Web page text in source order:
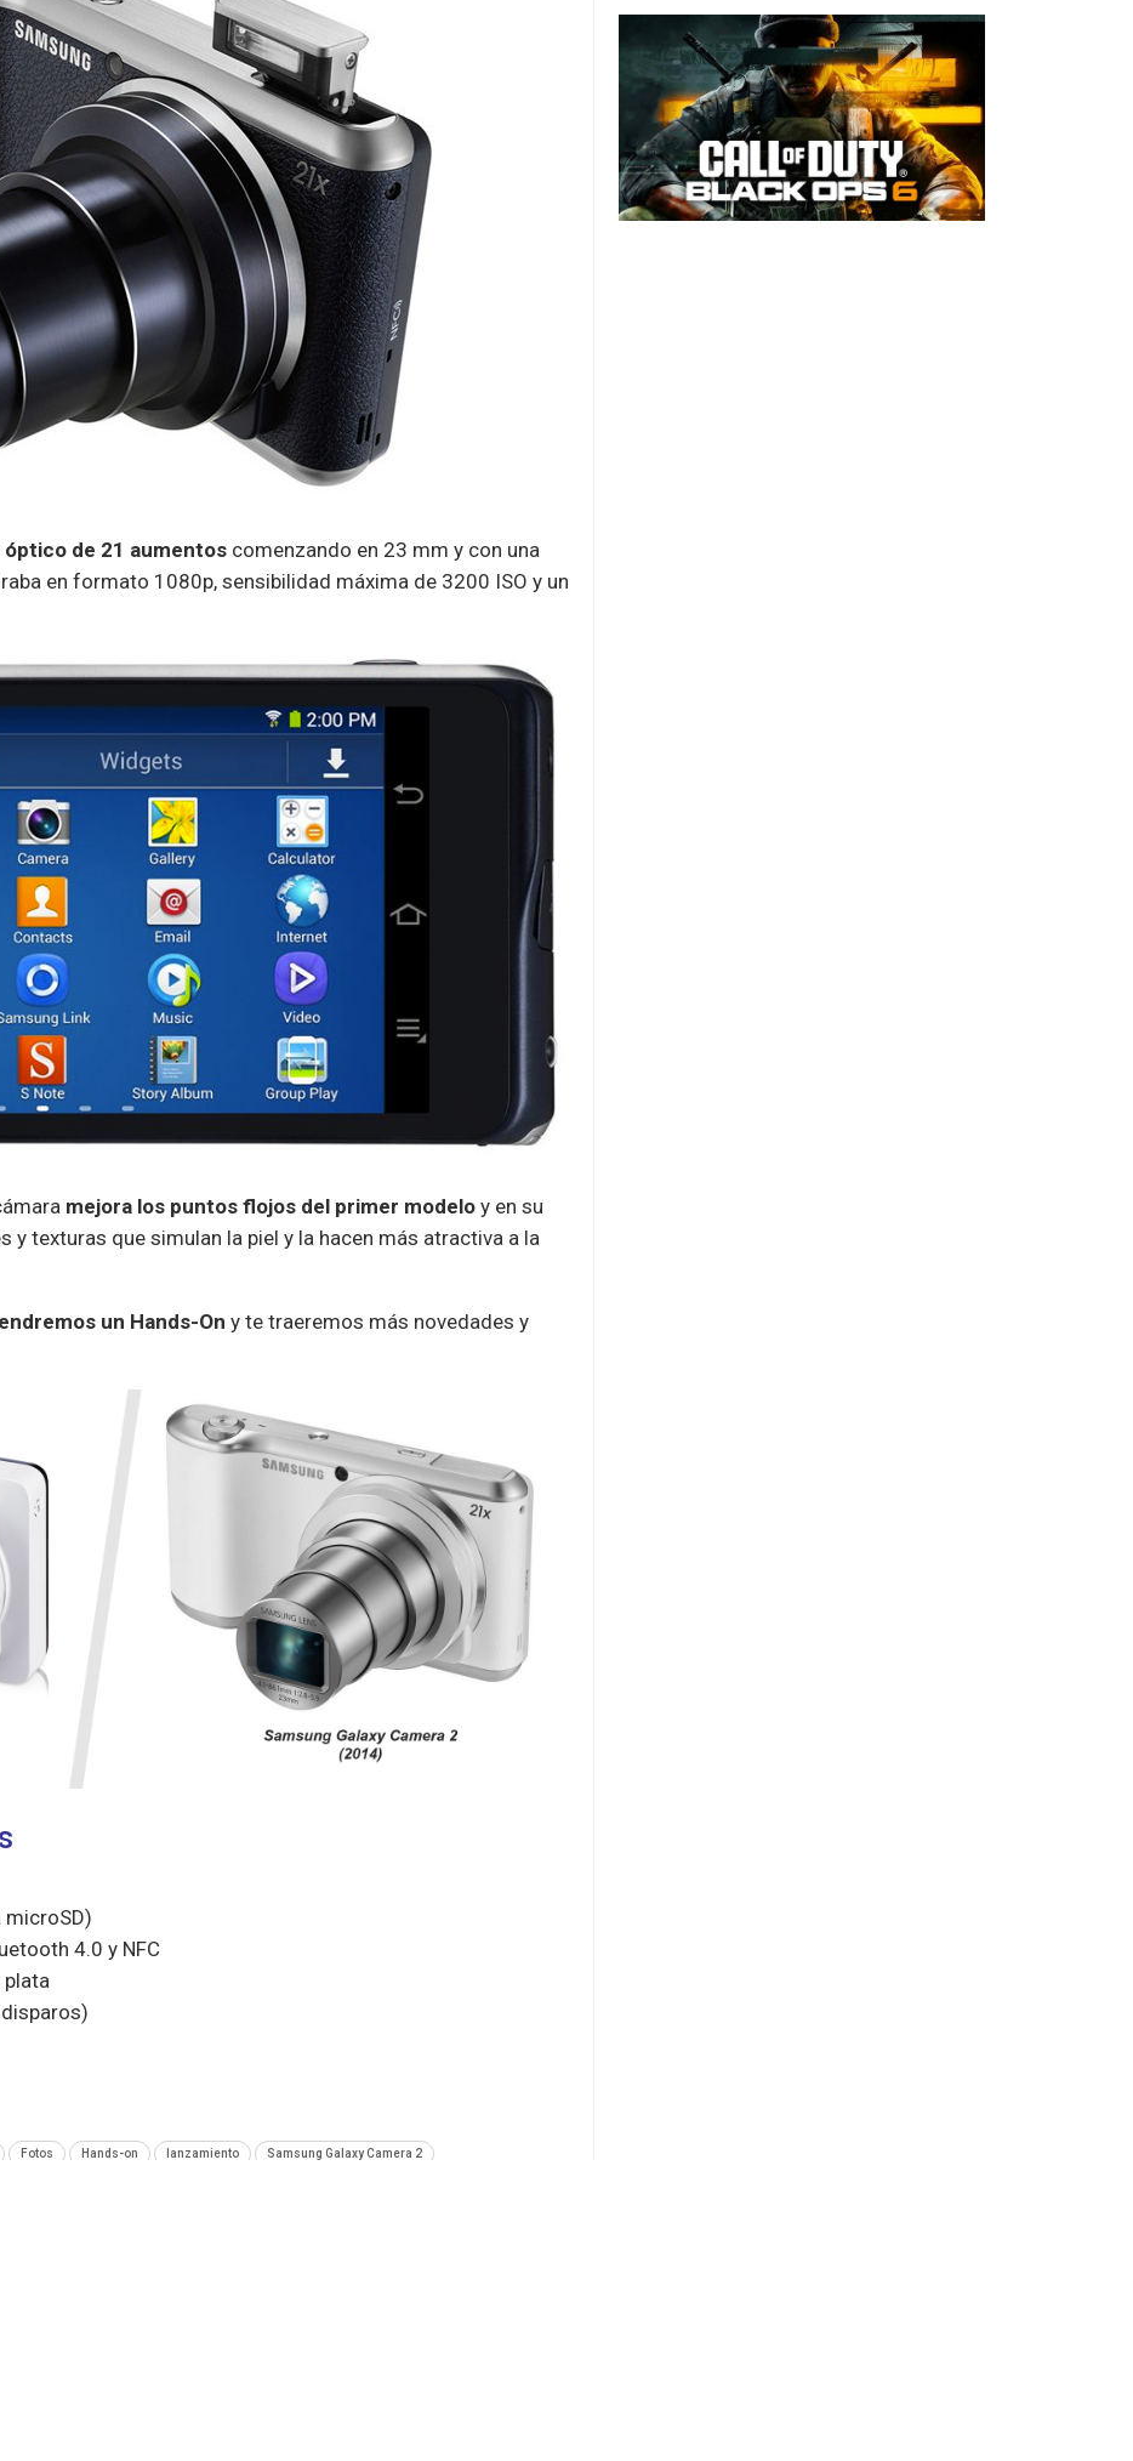
óptico de 21 aumentos comenzando en 23 mm y con una
en formato 1080p, sensibilidad máxima de 3200 ISO y un
mejora los puntos flojos del primer modelo y en su
y texturas que simulan la piel y la hacen más atractiva a la
un Hands-On y te traeremos más novedades y
microSD)
4.0 y NFC
plata
Fotos Hands-on lanzamiento Samsung Galaxy Camera 2